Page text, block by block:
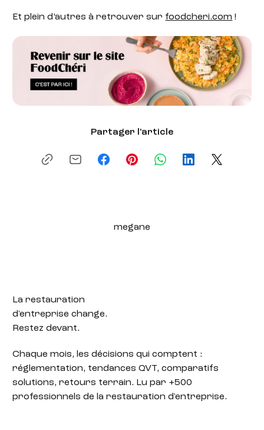
Et plein d’autres à retrouver sur foodcheri.com !
Partager l'article
megane
La restauration
d'entreprise change.
Restez devant.
Chaque mois, les décisions qui comptent :
réglementation, tendances QVT, comparatifs
solutions, retours terrain. Lu par +500
professionnels de la restauration d'entreprise.